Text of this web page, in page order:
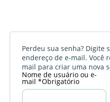
Perdeu sua senha? Digite
endereço de e-mail. Você
mail para criar uma nova
Nome de usuário ou e-
mail *Obrigatório